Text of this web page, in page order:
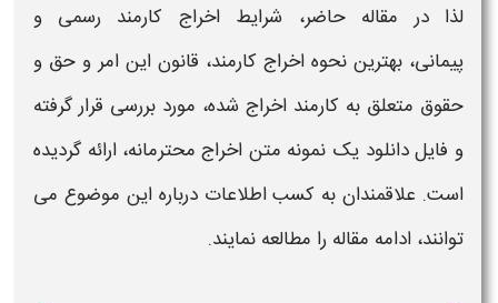
لذا در مقاله حاضر، شرایط اخراج کارمند رسمی و
پیمانی، بهترین نحوه اخراج کارمند، قانون این امر و حق و
حقوق متعلق به کارمند اخراج شده، مورد بررسی قرار گرفته
و فایل دانلود یک نمونه متن اخراج محترمانه، ارائه گردیده
است. علاقمندان به کسب اطلاعات درباره این موضوع می
توانند، ادامه مقاله را مطالعه نمایند.